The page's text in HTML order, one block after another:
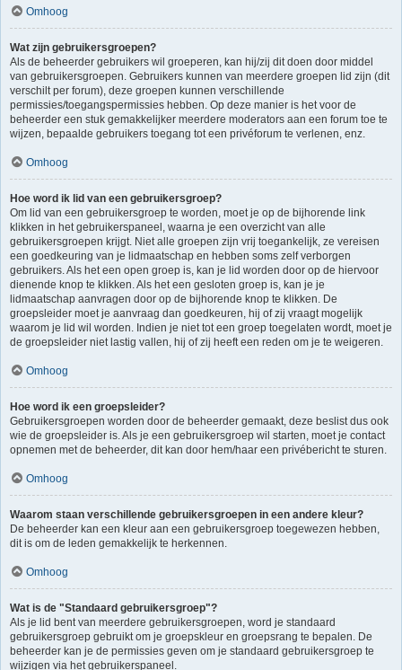
Omhoog
Wat zijn gebruikersgroepen?
Als de beheerder gebruikers wil groeperen, kan hij/zij dit doen door middel
van gebruikersgroepen. Gebruikers kunnen van meerdere groepen lid zijn (dit
verschilt per forum), deze groepen kunnen verschillende
permissies/toegangspermissies hebben. Op deze manier is het voor de
beheerder een stuk gemakkelijker meerdere moderators aan een forum toe te
wijzen, bepaalde gebruikers toegang tot een privéforum te verlenen, enz.
Omhoog
Hoe word ik lid van een gebruikersgroep?
Om lid van een gebruikersgroep te worden, moet je op de bijhorende link
klikken in het gebruikerspaneel, waarna je een overzicht van alle
gebruikersgroepen krijgt. Niet alle groepen zijn vrij toegankelijk, ze vereisen
een goedkeuring van je lidmaatschap en hebben soms zelf verborgen
gebruikers. Als het een open groep is, kan je lid worden door op de hiervoor
dienende knop te klikken. Als het een gesloten groep is, kan je je
lidmaatschap aanvragen door op de bijhorende knop te klikken. De
groepsleider moet je aanvraag dan goedkeuren, hij of zij vraagt mogelijk
waarom je lid wil worden. Indien je niet tot een groep toegelaten wordt, moet je
de groepsleider niet lastig vallen, hij of zij heeft een reden om je te weigeren.
Omhoog
Hoe word ik een groepsleider?
Gebruikersgroepen worden door de beheerder gemaakt, deze beslist dus ook
wie de groepsleider is. Als je een gebruikersgroep wil starten, moet je contact
opnemen met de beheerder, dit kan door hem/haar een privébericht te sturen.
Omhoog
Waarom staan verschillende gebruikersgroepen in een andere kleur?
De beheerder kan een kleur aan een gebruikersgroep toegewezen hebben,
dit is om de leden gemakkelijk te herkennen.
Omhoog
Wat is de "Standaard gebruikersgroep"?
Als je lid bent van meerdere gebruikersgroepen, word je standaard
gebruikersgroep gebruikt om je groepskleur en groepsrang te bepalen. De
beheerder kan je de permissies geven om je standaard gebruikersgroep te
wijzigen via het gebruikerspaneel.